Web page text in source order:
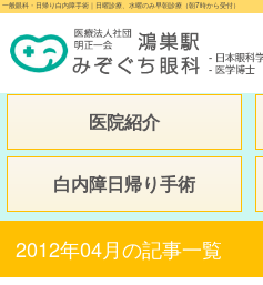
一般眼科・日帰り白内障手術｜日曜診療、水曜のみ早朝診療（朝7時から受付）
医院紹介
白内障日帰り手術
2012年04月の記事一覧